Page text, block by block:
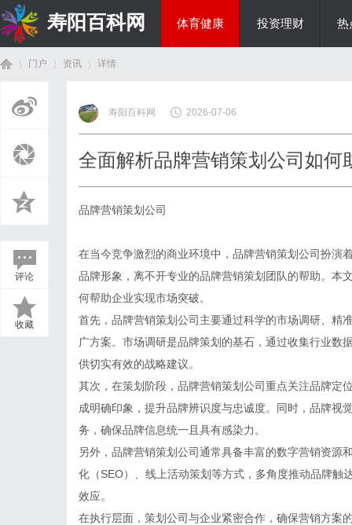
寿阳百科网 体育健康 投资理财 热
门户 资讯
›
详情
评论
收藏
寿阳百科网 2026-07-06
全面解析品牌营销策划公司如何
品牌营销策划公司
在当今竞争激烈的商业环境中，品牌营销策划公司扮演
品牌形象，离不开专业的品牌营销策划团队的帮助。本
何帮助企业实现市场突破。
首先，品牌营销策划公司主要通过科学的市场调研、精
广方案。市场调研是品牌策划的基石，通过收集行业数
供切实有效的战略建议。
其次，在策划阶段，品牌营销策划公司重点关注品牌定
成明确印象，提升品牌辨识度与忠诚度。同时，品牌视
务，确保品牌信息统一且具有感染力。
另外，品牌营销策划公司通常具备丰富的数字营销资源
化（SEO）、线上活动策划等方式，多角度推动品牌触
效应。
在执行层面，策划公司与企业紧密合作，确保营销方案